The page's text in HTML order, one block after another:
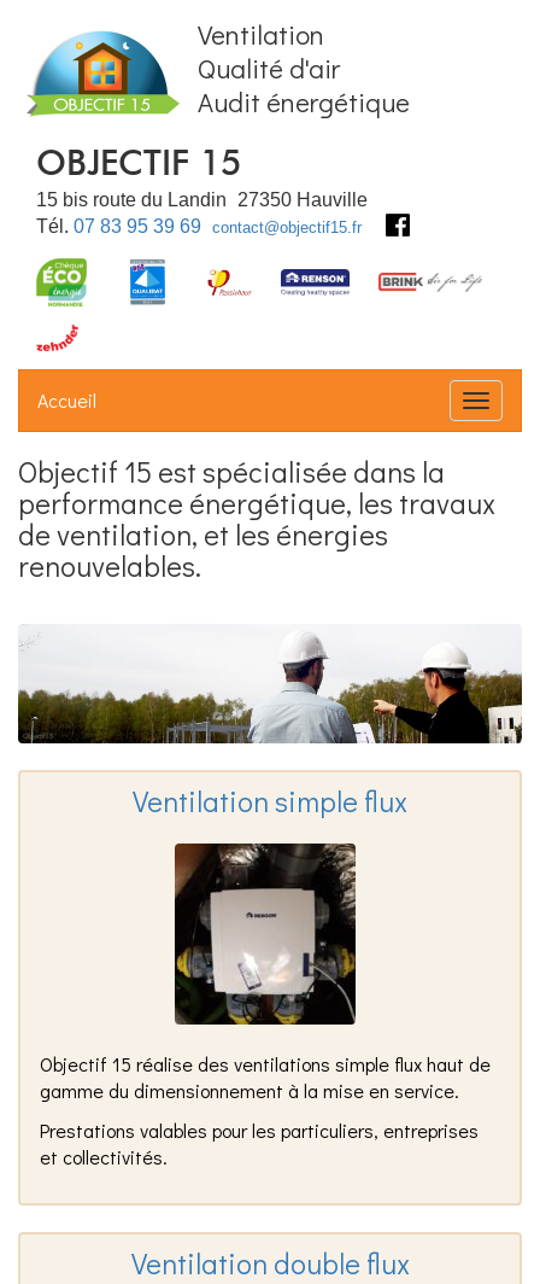
Ventilation
Qualité d'air
Audit énergétique
OBJECTIF 15
15 bis route du Landin 27350 Hauville
Tél. 07 83 95 39 69 contact@objectif15.fr
Déplier
Accueil
Objectif 15 est spécialisée dans la
performance énergétique les travaux
de ventilation et les énergies
renouvelables
Ventilation simple flux
Objectif 15 réalise des ventilations simple flux haut de
gamme du dimensionnement à la mise en service.
Prestations valables pour les particuliers, entreprises
et collectivités.
Ventilation double flux